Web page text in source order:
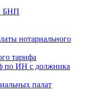
БНП
нотариального
тарифа
по ИН с должника
палат